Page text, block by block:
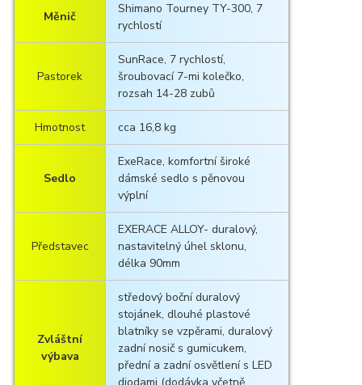
Měnič
Shimano Tourney TY-300, 7
rychlostí
Pastorek
SunRace, 7 rychlostí,
šroubovací 7-mi kolečko,
rozsah 14-28 zubů
Hmotnost cca 16,8 kg
Sedlo
ExeRace, komfortní široké
dámské sedlo s pěnovou
výplní
Představec
EXERACE ALLOY- duralový,
nastavitelný úhel sklonu,
délka 90mm
Zvláštní
výbava
středový boční duralový
stojánek, dlouhé plastové
blatníky se vzpěrami, duralový
zadní nosič s gumicukem,
přední a zadní osvětlení s LED